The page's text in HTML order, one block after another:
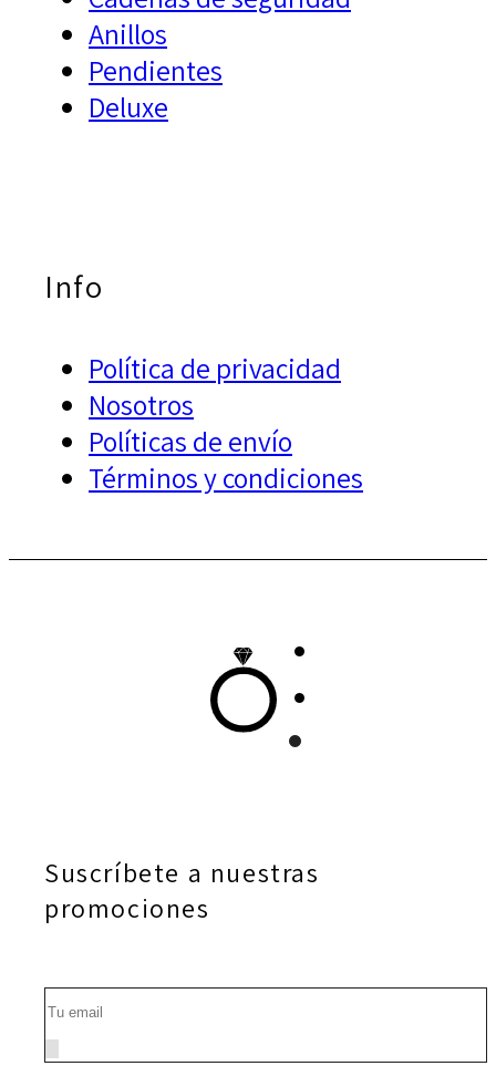
Anillos
Pendientes
Deluxe
Info
Política de privacidad
Nosotros
Políticas de envío
Términos y condiciones
Suscríbete a nuestras
promociones